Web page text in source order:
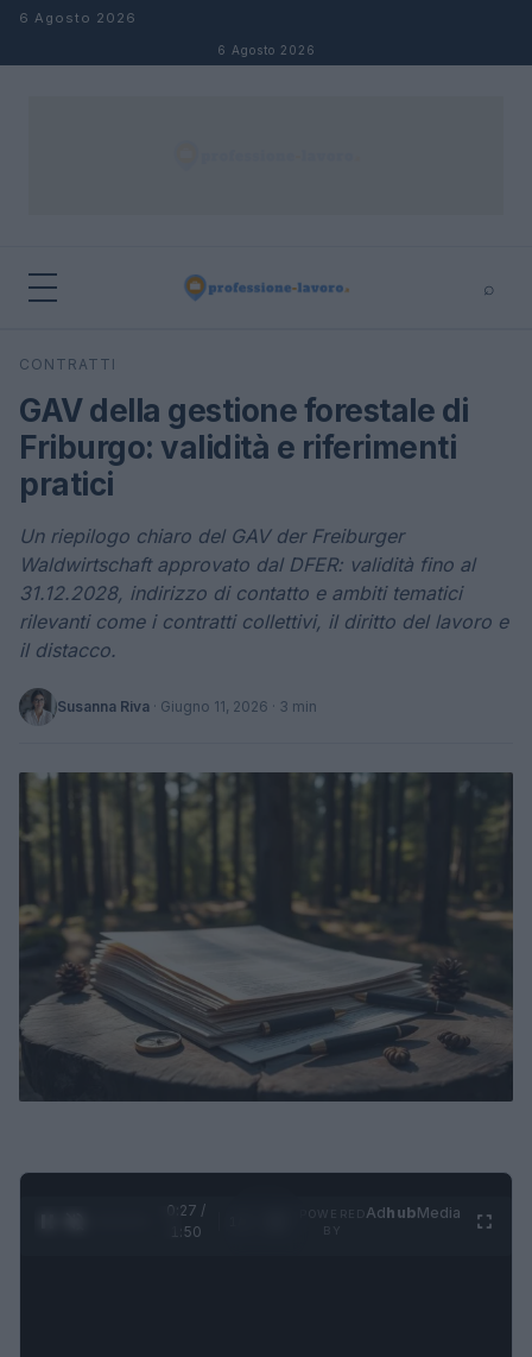
Salta al contenuto
6 Agosto 2026
6 Agosto 2026
⌕
Cerca
CONTRATTI
GAV della gestione forestale di
Friburgo: validità e riferimenti
pratici
Un riepilogo chiaro del GAV der Freiburger
Waldwirtschaft approvato dal DFER: validità fino al
31.12.2028, indirizzo di contatto e ambiti tematici
rilevanti come i contratti collettivi, il diritto del lavoro e
il distacco.
Susanna Riva · Giugno 11, 2026 · 3 min
0:28 /
1:50
AdhubMedia